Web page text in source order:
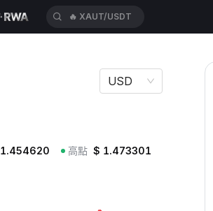
🔥 HEIUSDT
USD
1.454620 高點 $ 1.473301